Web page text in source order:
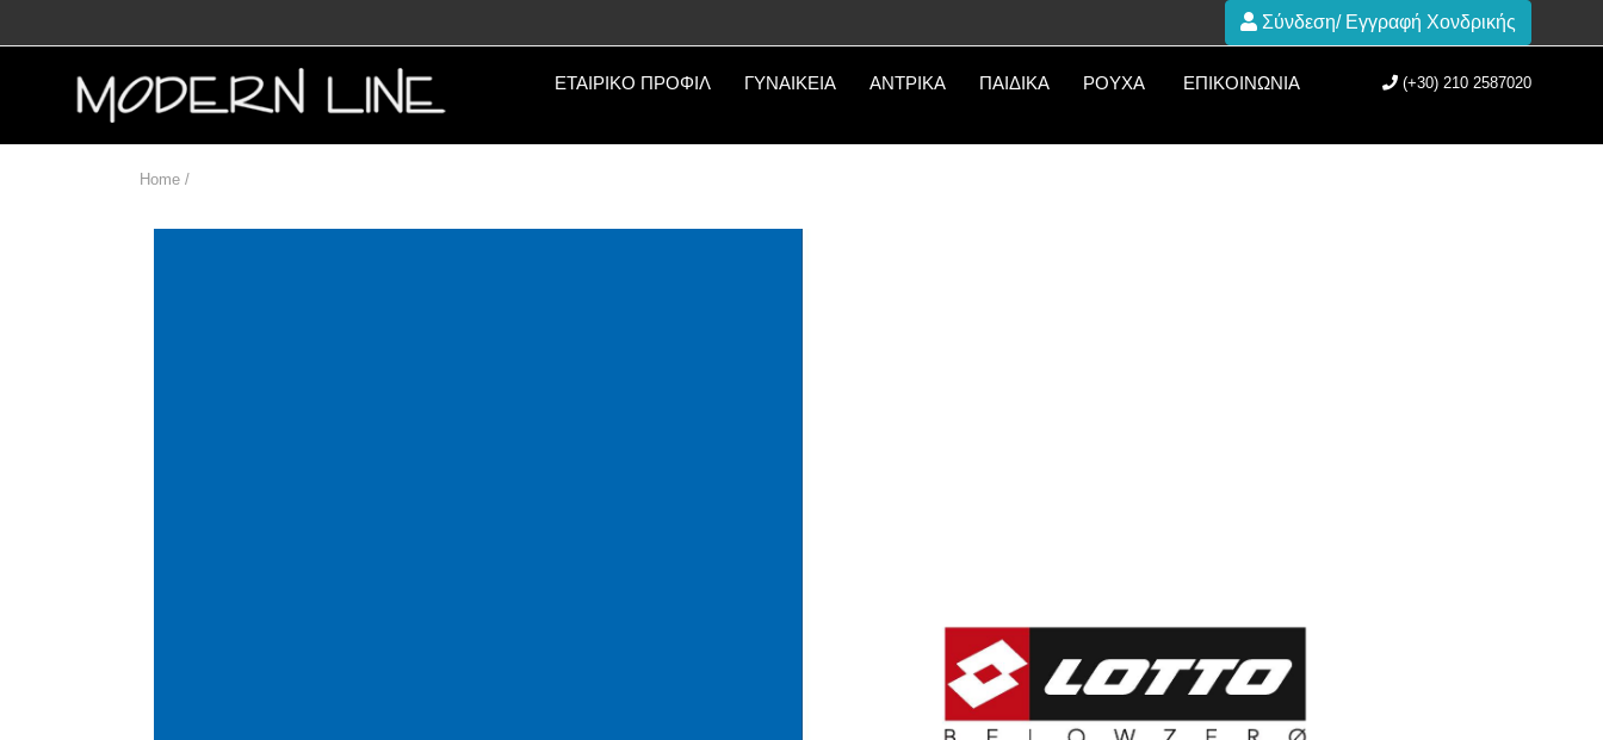
Σύνδεση/ Εγγραφή Χονδρικής
ΕΤΑΙΡΙΚΟ ΠΡΟΦΙΛ ΓΥΝΑΙΚΕΙΑ ΑΝΤΡΙΚΑ ΠΑΙΔΙΚΑ ΡΟΎΧΑ ΕΠΙΚΟΙΝΩΝΊΑ (+30) 210 2587020
Home /